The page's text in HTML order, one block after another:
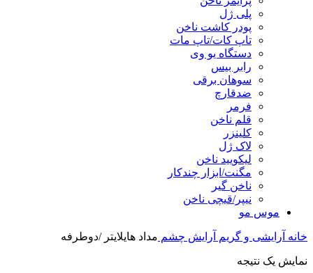
پلی ژل
پودر کاشت ناخن
تاپ کات/تاپ مات
دستگاه یو وی
رابر بیس
سوهان برقی
ضدقارچ
فرمر
قلم ناخن
کلینزر
لاک ژل
لیکوييد ناخن
مگنت/ابزار چندکار
ناخن گیر
نیپر/قیچی ناخن
موس مو
خانه آرایشی و گریم آرایش چشم مداد هایلایتر /دوطرفه
نمایش یک نتیجه